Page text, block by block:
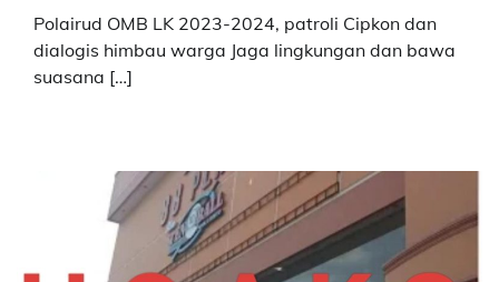
Polairud OMB LK 2023-2024, patroli Cipkon dan
dialogis himbau warga Jaga lingkungan dan bawa
suasana […]